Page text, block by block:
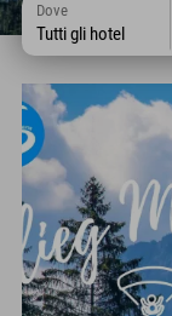
Dove
Tutti gli hotel